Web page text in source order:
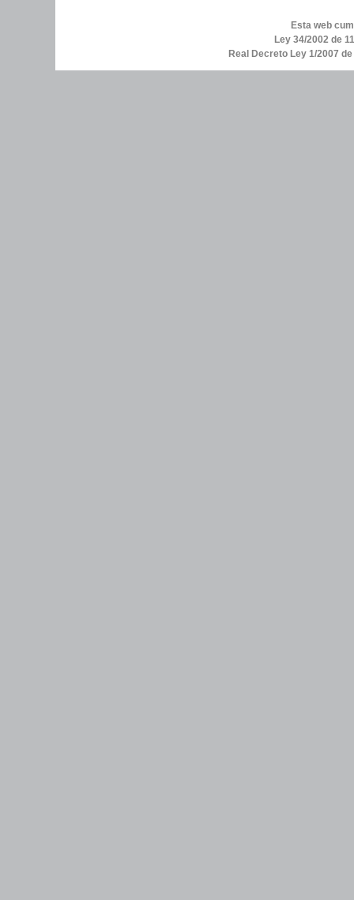
Esta web
Ley 34/2002 de
Real Decreto Ley 1/2007